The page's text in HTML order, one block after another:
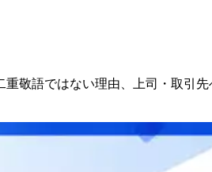
敬語ではない理由、上司・取